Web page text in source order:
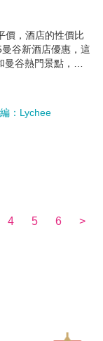
價，酒店的性價比
谷新酒店優惠，這
谷熱門景點，方
編：Lychee
4 5 6 >